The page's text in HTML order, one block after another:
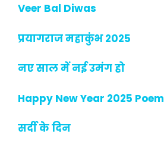
Veer Bal Diwas
प्रयागराज महाकुंभ 2025
नए साल में नई उमंग हो
Happy New Year 2025 Poem
सर्दी के दिन